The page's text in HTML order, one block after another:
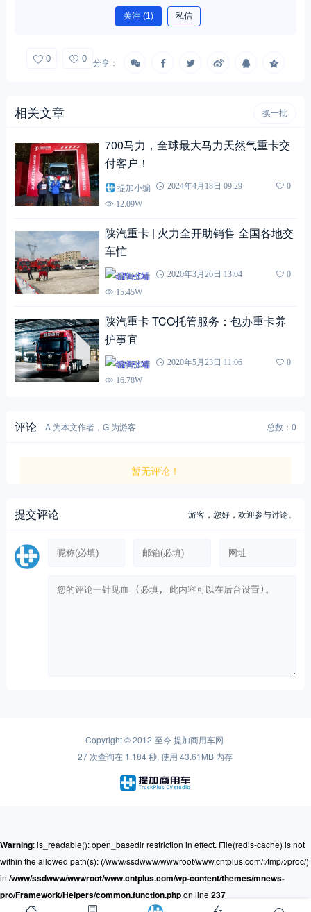
关注 (1) 私信
0 0 分享：
相关文章 换一批
700马力，全球最大马力天然气重卡交
付客户！
提加小编 2024年4月18日 09:29
0
12.09W
陕汽重卡 | 火力全开助销售 全国各地交
车忙
编辑张靖 2020年3月26日 13:04
0
15.45W
陕汽重卡 TCO托管服务：包办重卡养
护事宜
编辑张靖 2020年5月23日 11:06
0
16.78W
评论 A 为本文作者，G 为游客 总数：0
暂无评论！
提交评论 游客，您好，欢迎参与讨论。
Copyright © 2012-至今提加商用车网
27 次查询在 1.184 秒, 使用 43.61MB 内存
Warning: is_readable(): open_basedir restriction in effect. File(redis-cache) is not
within the allowed path(s): (/www/ssdwww/wwwroot/www.cntplus.com/:/tmp/:/proc/)
in /www/ssdwww/wwwroot/www.cntplus.com/wp-content/themes/mnews-
pro/Framework/Helpers/common.function.phpon line237